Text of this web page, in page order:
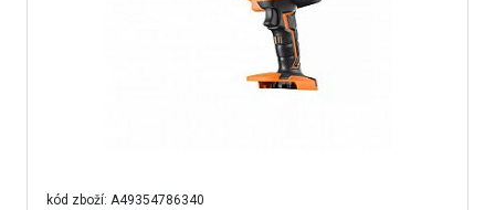
kód zboží: A49354786340